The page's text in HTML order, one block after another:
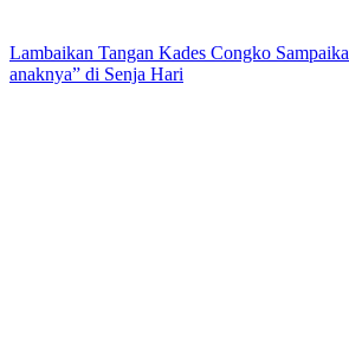
Lambaikan Tangan Kades Congko
anaknya” di Senja Hari